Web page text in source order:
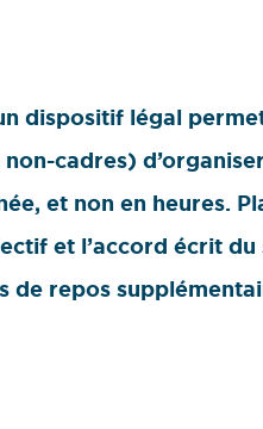
dispositif légal
cadres)
et non en heures.
et l’accord écrit
repos